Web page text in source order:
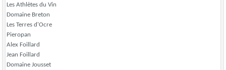
Les Athlètes du Vin
Domaine Breton
Les Terres d'Ocre
Pieropan
Alex Foillard
Jean Foillard
Domaine Jousset